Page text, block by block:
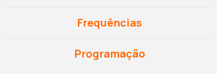
Frequências
Programação